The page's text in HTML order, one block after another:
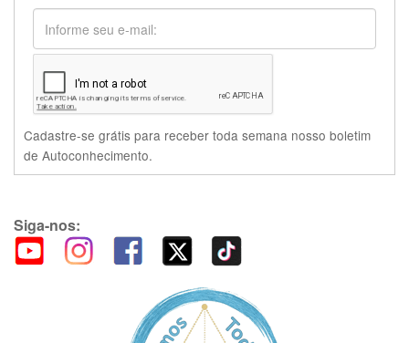
Cadastre-se grátis para receber toda semana nosso boletim
de Autoconhecimento.
Siga-nos: